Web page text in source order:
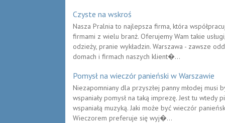
Czyste na wskroś
Nasza Pralnia to najlepsza firma, która
firmami z wielu branż. Oferujemy Wam takie
odzieży, pranie wykładzin. Warszawa - zawsze
domach i firmach naszych klient�...
Pomysł na wieczór panieński w Warszawie
Niezapomniany dla przyszłej panny młodej musi
wspaniały pomysł na taką imprezę. Jest tu
wspaniałą muzyką. Jaki może być wieczór
Wieczorem preferuje się wyj�...